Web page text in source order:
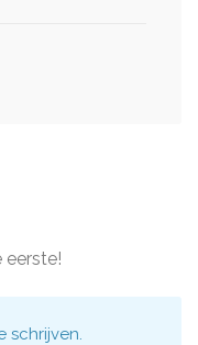
eerste!
schrijven.